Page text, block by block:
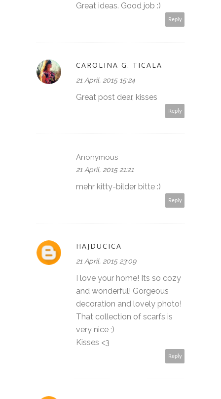
Great ideas. Good job :)
Reply
CAROLINA G. TICALA
21 April, 2015 15:24
Great post dear, kisses
Reply
Anonymous
21 April, 2015 21:21
mehr kitty-bilder bitte :)
Reply
HAJDUCICA
21 April, 2015 23:09
I love your home! Its so cozy
and wonderful! Gorgeous
decoration and lovely photo!
That collection of scarfs is
very nice ;)
Kisses <3
Reply